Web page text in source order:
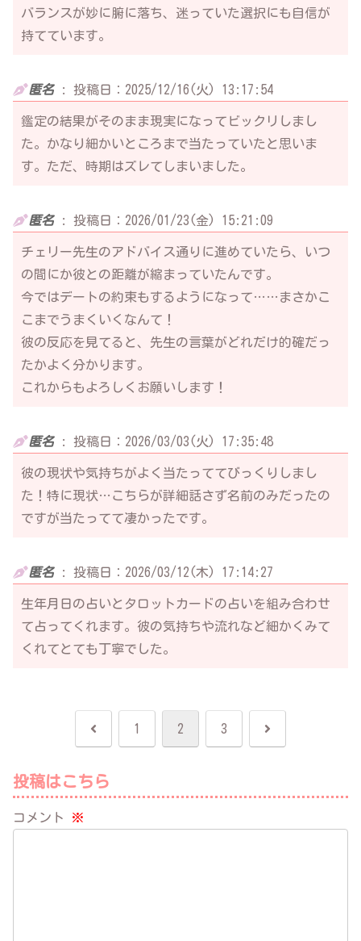
バランスが妙に腑に落ち、迷っていた選択にも自信が
持てています。
匿名: 投稿日：2025/12/16(火) 13:17:54
鑑定の結果がそのまま現実になってビックリしまし
た。かなり細かいところまで当たっていたと思いま
す。ただ、時期はズレてしまいました。
匿名: 投稿日：2026/01/23(金) 15:21:09
チェリー先生のアドバイス通りに進めていたら、いつ
の間にか彼との距離が縮まっていたんです。
今ではデートの約束もするようになって……まさかこ
こまでうまくいくなんて！
彼の反応を見てると、先生の言葉がどれだけ的確だっ
たかよく分かります。
これからもよろしくお願いします！
匿名: 投稿日：2026/03/03(火) 17:35:48
彼の現状や気持ちがよく当たっててびっくりしまし
た！特に現状…こちらが詳細話さず名前のみだったの
ですが当たってて凄かったです。
匿名: 投稿日：2026/03/12(木) 17:14:27
生年月日の占いとタロットカードの占いを組み合わせ
て占ってくれます。彼の気持ちや流れなど細かくみて
くれてとても丁寧でした。
前 1 2 3 次
投稿はこちら
コメント ※